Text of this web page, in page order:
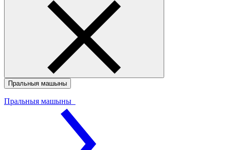
Пральныя машыны
Пральныя машыны